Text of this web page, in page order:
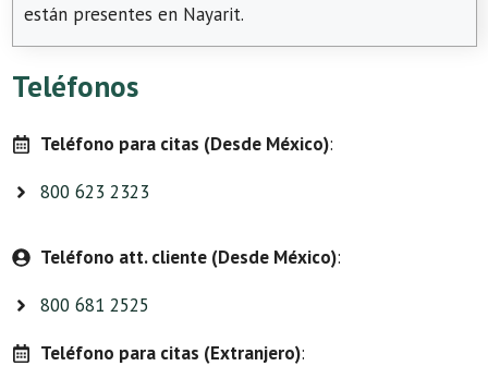
están presentes en Nayarit.
Teléfonos
Teléfono para citas (Desde México):
800 623 2323
Teléfono att. cliente (Desde México):
800 681 2525
Teléfono para citas (Extranjero):